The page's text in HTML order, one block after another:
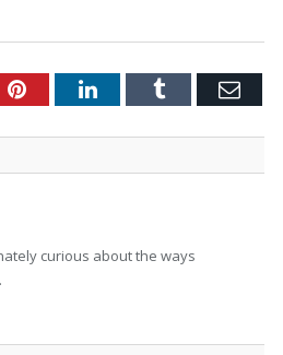
PinterestLinkedInTumblr Email
curious about the ways